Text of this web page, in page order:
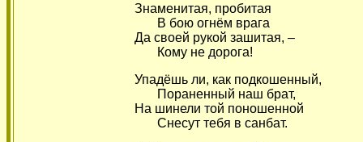
Знаменитая, пробитая
В бою огнём врага
Да своей рукой зашитая, –
Кому не дорога!
Упадёшь ли, как подкошенный,
Пораненный наш брат,
На шинели той поношенной
Снесут тебя в санбат.